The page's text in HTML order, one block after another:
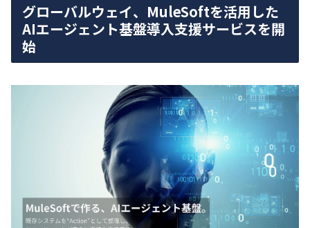
グローバルウェイ、MuleSoftを活用した
AIエージェント基盤導入支援サービスを開
始